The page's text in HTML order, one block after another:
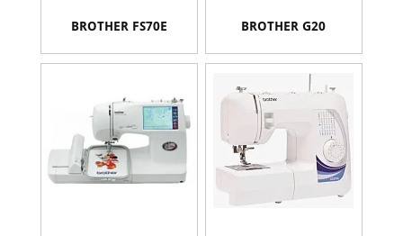
BROTHER FS70E BROTHER G20